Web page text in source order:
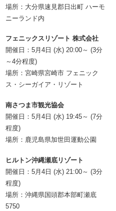
場所：大分県速見郡日出町 ハーモ
ニーランド内
フェニックスリゾート 株式会社
開催日：5月4日 (水) 20:00～ (3分
～4分程度)
場所：宮崎県宮崎市 フェニック
ス・シーガイア・リゾート
南さつま市観光協会
開催日：5月4日 (水) 19:45～ (7分
程度)
場所：鹿児島県加世田運動公園
ヒルトン沖縄瀬底リゾート
開催日：5月4日 (水) 21:00～ (3分
程度)
場所：沖縄県国頭郡本部町瀬底
5750